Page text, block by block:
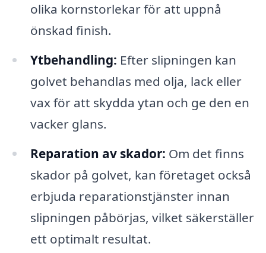
olika kornstorlekar för att uppnå
önskad finish.
Ytbehandling: Efter slipningen kan
golvet behandlas med olja, lack eller
vax för att skydda ytan och ge den en
vacker glans.
Reparation av skador: Om det finns
skador på golvet, kan företaget också
erbjuda reparationstjänster innan
slipningen påbörjas, vilket säkerställer
ett optimalt resultat.